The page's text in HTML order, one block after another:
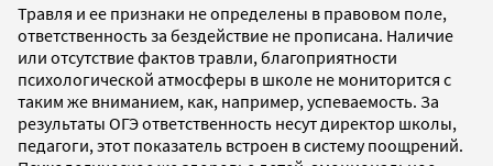
Травля и ее признаки не определены в правовом поле,
ответственность за бездействие не прописана. Наличие
или отсутствие фактов травли, благоприятности
психологической атмосферы в школе не мониторится с
таким же вниманием, как, например, успеваемость. За
результаты ОГЭ ответственность несут директор школы,
педагоги, этот показатель встроен в систему поощрений.